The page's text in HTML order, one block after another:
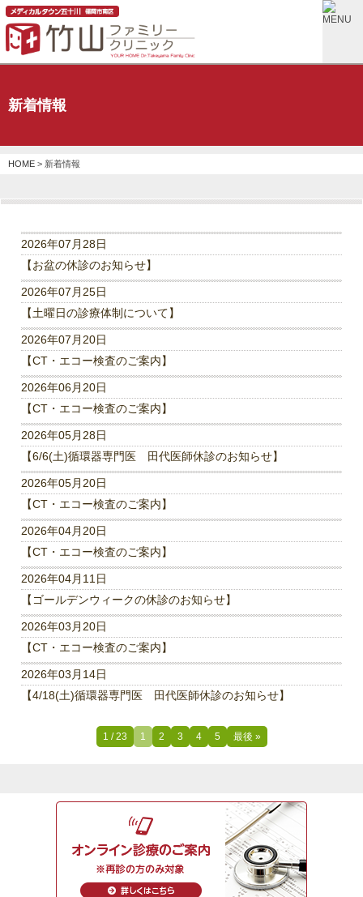
新着情報
HOME > 新着情報
2026年07月28日
【お盆の休診のお知らせ】
2026年07月25日
【土曜日の診療体制について】
2026年07月20日
【CT・エコー検査のご案内】
2026年06月20日
【CT・エコー検査のご案内】
2026年05月28日
【6/6(土)循環器専門医 田代医師休診のお知らせ】
2026年05月20日
【CT・エコー検査のご案内】
2026年04月20日
【CT・エコー検査のご案内】
2026年04月11日
【ゴールデンウィークの休診のお知らせ】
2026年03月20日
【CT・エコー検査のご案内】
2026年03月14日
【4/18(土)循環器専門医 田代医師休診のお知らせ】
1 / 23 1 2 3 4 5 最後 »